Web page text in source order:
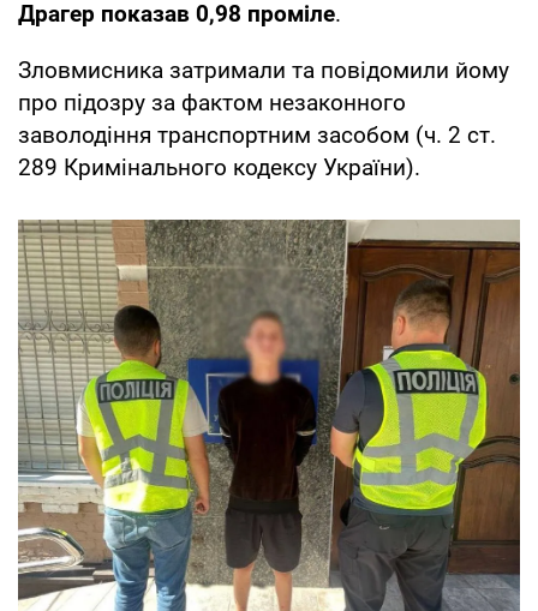
Драгер показав 0,98 проміле.
Зловмисника затримали та повідомили йому
про підозру за фактом незаконного
заволодіння транспортним засобом (ч. 2 ст.
289 Кримінального кодексу України).